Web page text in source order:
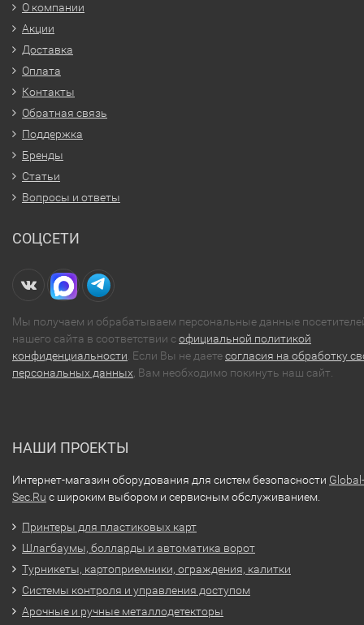
О компании
Акции
Доставка
Оплата
Контакты
Обратная связь
Поддержка
Бренды
Статьи
Вопросы и ответы
СОЦСЕТИ
Мы получаем и обрабатываем персональные данные
нашего сайта в соответствии софициальной политикой
конфиденциальности . Если Вы не даетесогласия на обработку
персональных данных , Вам необходимо покинуть наш сайт.
НАШИ ПРОЕКТЫ
Интернет-магазин оборудования для систем безопасности Global-
Sec.Ru с широким выбором и сервисным обслуживанием.
Принтеры для пластиковых карт
Шлагбаумы, болларды и автоматика ворот
Турникеты, картоприемники, ограждения, калитки
Системы контроля и управления доступом
Арочные и ручные металлодетекторы